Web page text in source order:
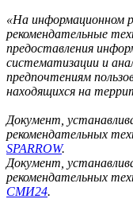
«На информационном
рекомендательные
предоставления
систематизации и
предпочтениям
находящихся на
Документ,
рекомендательных
SPARROW.
Документ,
рекомендательных
СМИ24.